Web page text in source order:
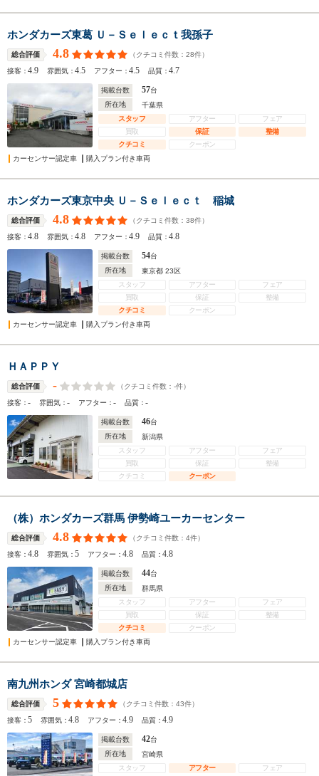
ホンダカーズ東葛 Ｕ－Ｓｅｌｅｃｔ我孫子
総合評価 4.8 （クチコミ件数： 28件）
接客：4.9 雰囲気：4.5 アフター：4.5 品質：4.7
掲載台数 57台
所在地
千葉県
スタッフ
アフター
フェア
買取
保証
整備
クチコミ
クーポン
カーセンサー認定車
購入プラン付き車両
ホンダカーズ東京中央 Ｕ－Ｓｅｌｅｃｔ 稲城
総合評価 4.8 （クチコミ件数： 38件）
接客：4.8 雰囲気：4.8 アフター：4.9 品質：4.8
掲載台数 54台
所在地
東京都 23区
スタッフ
アフター
フェア
買取
保証
整備
クチコミ
クーポン
カーセンサー認定車
購入プラン付き車両
ＨＡＰＰＹ
総合評価 - （クチコミ件数： -件）
接客：- 雰囲気：- アフター：- 品質：-
掲載台数 46台
所在地
新潟県
スタッフ
アフター
フェア
買取
保証
整備
クチコミ
クーポン
（株）ホンダカーズ群馬 伊勢崎ユーカーセンター
総合評価 4.8 （クチコミ件数： 4件）
接客：4.8 雰囲気：5 アフター：4.8 品質：4.8
掲載台数 44台
所在地
群馬県
スタッフ
アフター
フェア
買取
保証
整備
クチコミ
クーポン
カーセンサー認定車
購入プラン付き車両
南九州ホンダ 宮崎都城店
総合評価 5 （クチコミ件数： 43件）
接客：5 雰囲気：4.8 アフター：4.9 品質：4.9
掲載台数 42台
所在地
宮崎県
スタッフ
アフター
フェア